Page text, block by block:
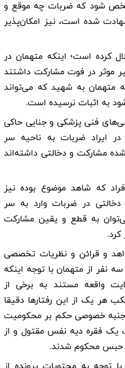
شود که ضربات چه موقع و
شده است، نیز امکان‌پذیر
کرده است؛ اینکه متهمان در
موثر در فوت مشارکت داشتند
متهمان به شهید که می‌تواند
به اثبات نرسیده است.
فنی پزشکی و جنایی حاکی
ایراد ضربات به ناحیه سر
مشارکت و دخالتی داشته‌اند
که شاهد موضوع بوده نیز
دخالتی در ضربات وارد به سر
به قطع و یقین مشارکت
کرد.
و قرائن و نظریات تخصصی
نفر از متهمان با توجه اینکه
واقعه مستند به برخی از
هر یک از این رفتارها دقیقا
خصوصی حکم بر محکومیت
یک فقره دیه نفس مقتول و از
حبس محکوم شدند.